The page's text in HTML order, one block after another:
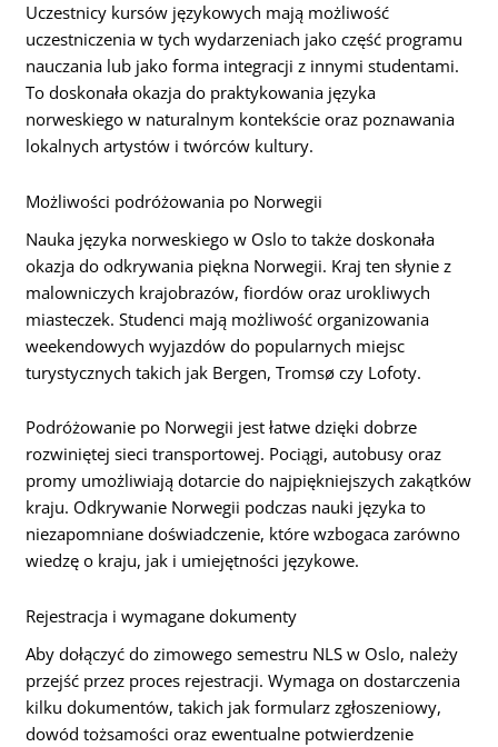
Uczestnicy kursów językowych mają możliwość
uczestniczenia w tych wydarzeniach jako część programu
nauczania lub jako forma integracji z innymi studentami.
To doskonała okazja do praktykowania języka
norweskiego w naturalnym kontekście oraz poznawania
lokalnych artystów i twórców kultury.
Możliwości podróżowania po Norwegii
Nauka języka norweskiego w Oslo to także doskonała
okazja do odkrywania piękna Norwegii. Kraj ten słynie z
malowniczych krajobrazów, fiordów oraz urokliwych
miasteczek. Studenci mają możliwość organizowania
weekendowych wyjazdów do popularnych miejsc
turystycznych takich jak Bergen, Tromsø czy Lofoty.
Podróżowanie po Norwegii jest łatwe dzięki dobrze
rozwiniętej sieci transportowej. Pociągi, autobusy oraz
promy umożliwiają dotarcie do najpiękniejszych zakątków
kraju. Odkrywanie Norwegii podczas nauki języka to
niezapomniane doświadczenie, które wzbogaca zarówno
wiedzę o kraju, jak i umiejętności językowe.
Rejestracja i wymagane dokumenty
Aby dołączyć do zimowego semestru NLS w Oslo, należy
przejść przez proces rejestracji. Wymaga on dostarczenia
kilku dokumentów, takich jak formularz zgłoszeniowy,
dowód tożsamości oraz ewentualne potwierdzenie